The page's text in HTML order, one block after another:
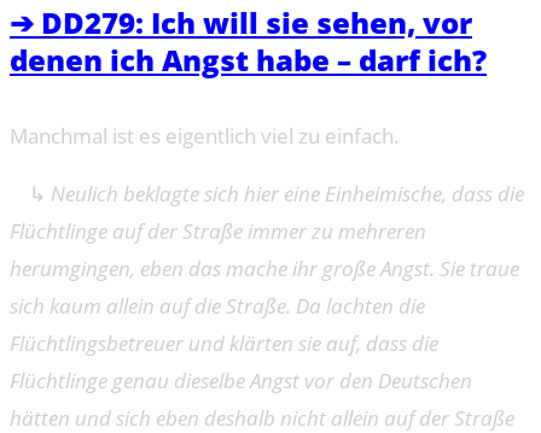
➔ DD279: Ich will sie sehen, vor
denen ich Angst habe – darf ich?
Manchmal ist es eigentlich viel zu einfach.
↳ Neulich beklagte sich hier eine Einheimische, dass die
Flüchtlinge auf der Straße immer zu mehreren
herumgingen, eben das mache ihr große Angst. Sie traue
sich kaum allein auf die Straße. Da lachten die
Flüchtlingsbetreuer und klärten sie auf, dass die
Flüchtlinge genau dieselbe Angst vor den Deutschen
hätten und sich eben deshalb nicht allein auf der Straße